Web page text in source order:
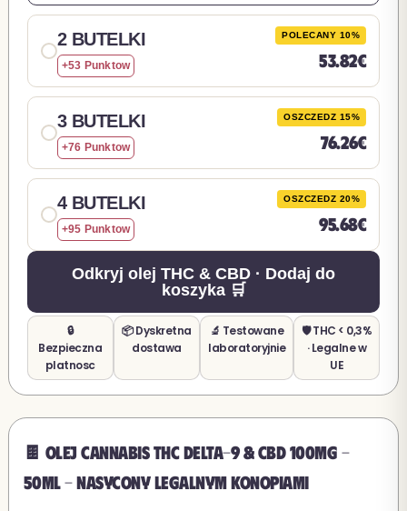
2 BUTELKI
+53 Punktow
POLECANY 10%
53.82€
3 BUTELKI
+76 Punktow
OSZCZEDZ 15%
76.26€
4 BUTELKI
+95 Punktow
OSZCZEDZ 20%
95.68€
Odkryj olej THC & CBD · Dodaj do
koszyka 🛒
🔒
Bezpieczna
platnosc
📦 Dyskretna
dostawa
🔬 Testowane
laboratoryjnie
🛡️ THC < 0,3%
· Legalne w
UE
🍫 Olej Cannabis THC Delta-9 & CBD 100mg -
50ml - Nasycony legalnym konopiami